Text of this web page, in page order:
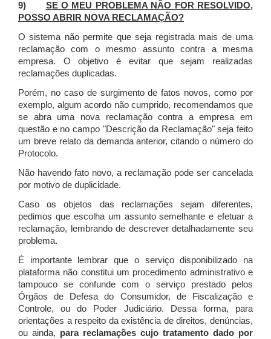
9) SE O MEU PROBLEMA NÃO FOR RESOLVIDO,
POSSO ABRIR NOVA RECLAMAÇÃO?
O sistema não permite que seja registrada mais de uma
reclamação com o mesmo assunto contra a mesma
empresa. O objetivo é evitar que sejam realizadas
reclamações duplicadas.
Porém, no caso de surgimento de fatos novos, como por
exemplo, algum acordo não cumprido, recomendamos que
se abra uma nova reclamação contra a empresa em
questão e no campo "Descrição da Reclamação" seja feito
um breve relato da demanda anterior, citando o número do
Protocolo.
Não havendo fato novo, a reclamação pode ser cancelada
por motivo de duplicidade.
Caso os objetos das reclamações sejam diferentes,
pedimos que escolha um assunto semelhante e efetuar a
reclamação, lembrando de descrever detalhadamente seu
problema.
É importante lembrar que o serviço disponibilizado na
plataforma não constitui um procedimento administrativo e
tampouco se confunde com o serviço prestado pelos
Órgãos de Defesa do Consumidor, de Fiscalização e
Controle, ou do Poder Judiciário. Dessa forma, para
orientações a respeito da existência de direitos, denúncias,
ou ainda, para reclamações cujo tratamento dado por